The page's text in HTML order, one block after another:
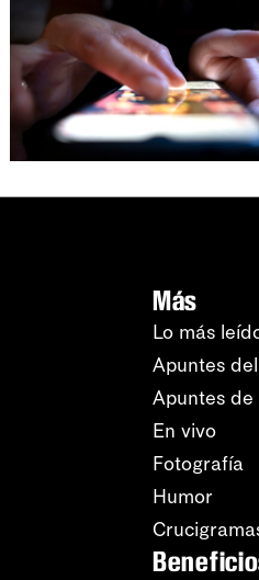
Más
Lo más
Apuntes
Apuntes de
En vivo
Fotografía
Humor